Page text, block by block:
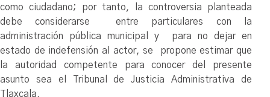
como ciudadano; por tanto, la controversia planteada
debe considerarse entre particulares con la
administración pública municipal y para no dejar en
estado de indefensión al actor, se propone estimar que
la autoridad competente para conocer del presente
asunto sea el Tribunal de Justicia Administrativa de
Tlaxcala,